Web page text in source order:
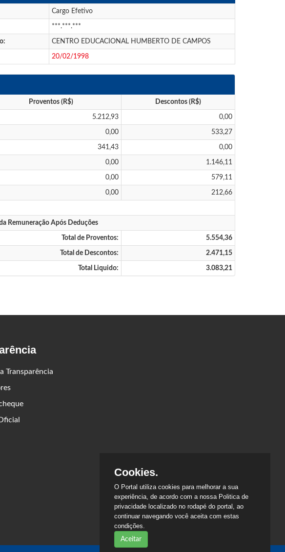
Cargo Efetivo
***.***.***
CENTRO EDUCACIONAL HUMBERTO DE CAMPOS
20/02/1998
Proventos (R$) Descontos (R$)
5.212,93 0,00
0,00 533,27
341,43 0,00
0,00 1.146,11
0,00 579,11
0,00 212,66
Remuneração Após Deduções
Total de Proventos: 5.554,36
Total de Descontos: 2.471,15
Total Liquido: 3.083,21
Transparência
Cookies.
O Portal utiliza cookies para melhorar a sua
experiência, de acordo com a nossa Politica de
privacidade localizado no rodapé do portal, ao
continuar navegando você aceita com estas
condições.
Aceitar